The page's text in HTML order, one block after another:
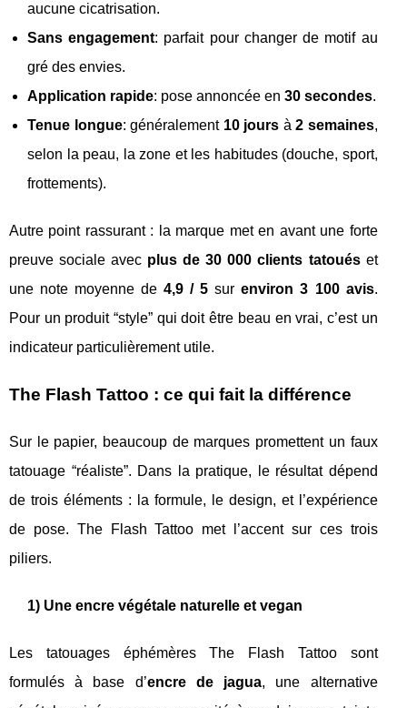
aucune cicatrisation.
Sans engagement: parfait pour changer de motif au
gré des envies.
Application rapide: pose annoncée en 30 secondes.
Tenue longue: généralement 10 jours à2 semaines,
selon la peau, la zone et les habitudes (douche, sport,
frottements).
Autre point rassurant : la marque met en avant une forte
preuve sociale avec plus de 30 000 clients tatouéset
une note moyenne de4,9 / 5 surenviron 3 100 avis.
Pour un produit “style” qui doit être beau en vrai, c’est un
indicateur particulièrement utile.
The Flash Tattoo : ce qui fait la différence
Sur le papier, beaucoup de marques promettent un faux
tatouage “réaliste”. Dans la pratique, le résultat dépend
de trois éléments : la formule, le design, et l’expérience
de pose. The Flash Tattoo met l’accent sur ces trois
piliers.
1) Une encre végétale naturelle et vegan
Les tatouages éphémères The Flash Tattoo sont
formulés à base d’encre de jagua, une alternative